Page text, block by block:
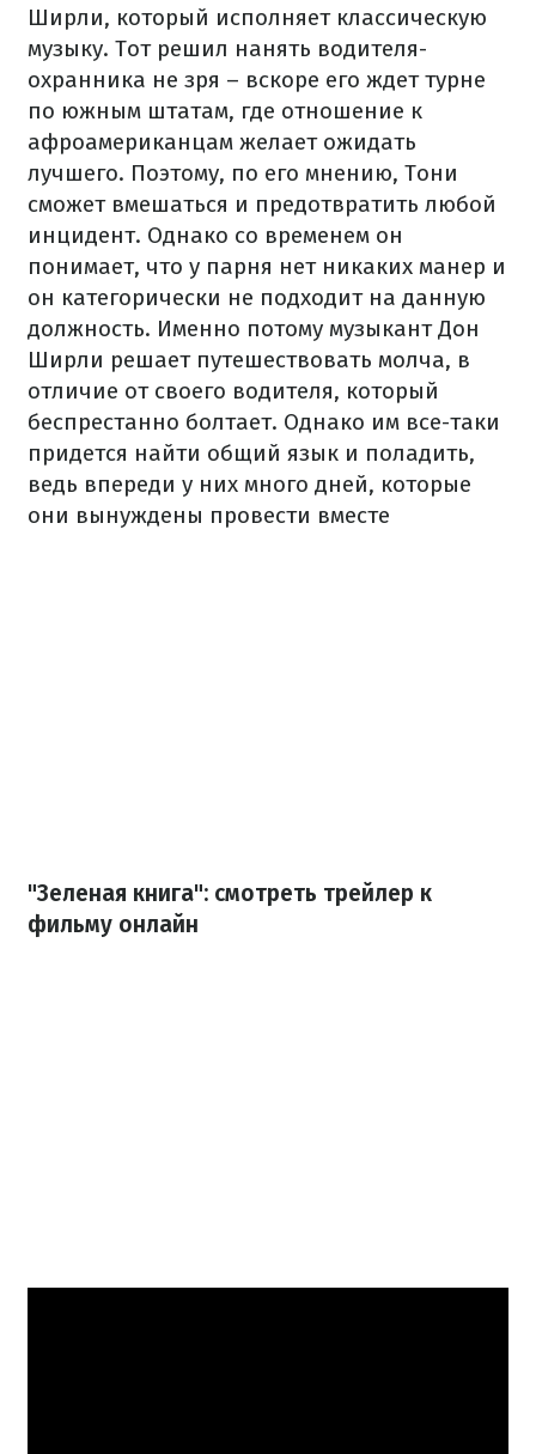
Ширли, который исполняет классическую
музыку. Тот решил нанять водителя-
охранника не зря – вскоре его ждет турне
по южным штатам, где отношение к
афроамериканцам желает ожидать
лучшего. Поэтому, по его мнению, Тони
сможет вмешаться и предотвратить любой
инцидент. Однако со временем он
понимает, что у парня нет никаких манер и
он категорически не подходит на данную
должность. Именно потому музыкант Дон
Ширли решает путешествовать молча, в
отличие от своего водителя, который
беспрестанно болтает. Однако им все-таки
придется найти общий язык и поладить,
ведь впереди у них много дней, которые
они вынуждены провести вместе
"Зеленая книга": смотреть трейлер к
фильму онлайн